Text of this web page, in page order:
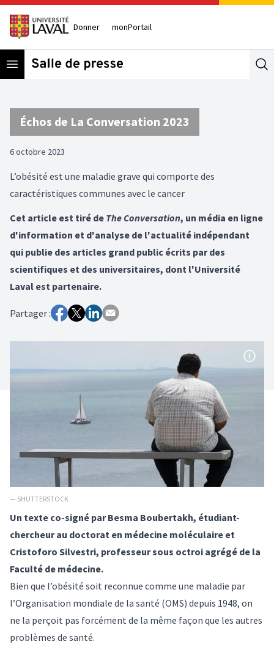
Donner monPortail
Open menu
Échos de La Conversation 2023
6 octobre 2023
L’obésité est une maladie grave qui comporte des
caractéristiques communes avec le cancer
Cet article est tiré de The Conversation, un média en ligne
d'information et d'analyse de l'actualité indépendant
qui publie des articles grand public écrits par des
scientifiques et des universitaires, dont l'Université
Laval est partenaire.
Partager :
— SHUTTERSTOCK
Un texte co-signé par Besma Boubertakh, étudiant-
chercheur au doctorat en médecine moléculaire et
Cristoforo Silvestri, professeur sous octroi agrégé de la
Faculté de médecine.
Bien que l’obésité soit reconnue comme une maladie par
l’Organisation mondiale de la santé (OMS) depuis 1948, on
ne la perçoit pas forcément de la même façon que les autres
problèmes de santé.